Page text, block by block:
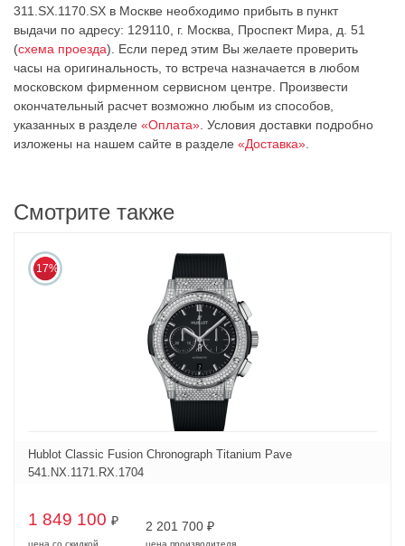
311.SX.1170.SX в Москве необходимо прибыть в пункт
выдачи по адресу: 129110, г. Москва, Проспект Мира, д. 51
(схема проезда). Если перед этим Вы желаете проверить
часы на оригинальность, то встреча назначается в любом
московском фирменном сервисном центре. Произвести
окончательный расчет возможно любым из cпособов,
указанных в разделе «Оплата» . Условия доставки подробно
изложены на нашем сайте в разделе «Доставка»
Смотрите также
17%
Hublot Classic Fusion Chronograph Titanium Pave
541.NX.1171.RX.1704
1 849 100 ₽ 2 201 700 ₽